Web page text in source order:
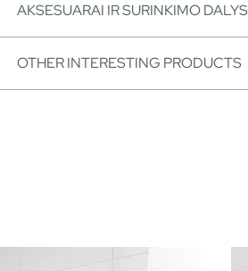
AKSESUARAI IR SURINKIMO DALYS
OTHER INTERESTING PRODUCTS